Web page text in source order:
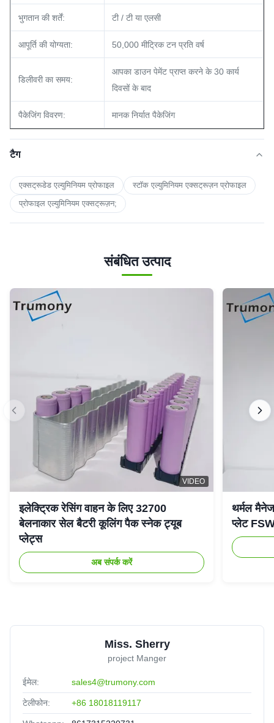
भुगतान की शर्तें: टी / टी या एलसी
आपूर्ति की योग्यता: 50,000 मीट्रिक टन प्रति वर्ष
डिलीवरी का समय:
आपका डाउन पेमेंट प्राप्त करने के 30 कार्य
दिवसों के बाद
पैकेजिंग विवरण: मानक निर्यात पैकेजिंग
टैग
एक्सट्रूडेड एल्युमिनियम प्रोफाइल
स्टॉक एल्युमिनियम एक्सट्रूज़न प्रोफाइल
प्रोफाइल एल्युमिनियम एक्सट्रूज़न;
संबंधित उत्पाद
VIDEO
इलेक्ट्रिक रेसिंग वाहन के लिए 32700
बेलनाकार सेल बैटरी कूलिंग पैक स्नेक ट्यूब
प्लेट्स
अब संपर्क करें
थर्मल
प्लेट
Miss. Sherry
project Manger
ईमेल: sales4@trumony.com
टेलीफोन: +86 18018119117